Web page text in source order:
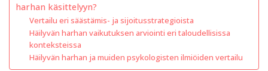
harhan käsittelyyn?
Vertailu eri säästämis- ja sijoitusstrategioista
Häilyvän harhan vaikutuksen arviointi eri taloudellisissa
konteksteissa
Häilyvän harhan ja muiden psykologisten ilmiöiden vertailu